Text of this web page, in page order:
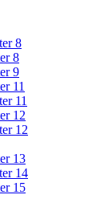
8
8
9
11
11
12
12
13
14
15